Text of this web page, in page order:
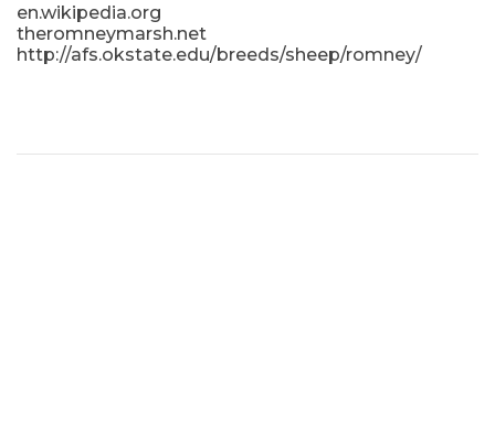
en.wikipedia.org
theromneymarsh.net
http://afs.okstate.edu/breeds/sheep/romney/